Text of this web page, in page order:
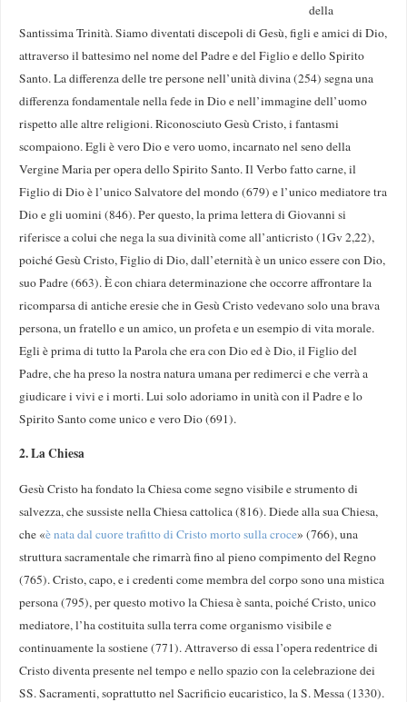
della
Santissima Trinità. Siamo diventati discepoli di Gesù, figli e amici di Dio,
attraverso il battesimo nel nome del Padre e del Figlio e dello Spirito
Santo. La differenza delle tre persone nell’unità divina (254) segna una
differenza fondamentale nella fede in Dio e nell’immagine dell’uomo
rispetto alle altre religioni. Riconosciuto Gesù Cristo, i fantasmi
scompaiono. Egli è vero Dio e vero uomo, incarnato nel seno della
Vergine Maria per opera dello Spirito Santo. Il Verbo fatto carne, il
Figlio di Dio è l’unico Salvatore del mondo (679) e l’unico mediatore tra
Dio e gli uomini (846). Per questo, la prima lettera di Giovanni si
riferisce a colui che nega la sua divinità come all’anticristo (1Gv 2,22),
poiché Gesù Cristo, Figlio di Dio, dall’eternità è un unico essere con Dio,
suo Padre (663). È con chiara determinazione che occorre affrontare la
ricomparsa di antiche eresie che in Gesù Cristo vedevano solo una brava
persona, un fratello e un amico, un profeta e un esempio di vita morale.
Egli è prima di tutto la Parola che era con Dio ed è Dio, il Figlio del
Padre, che ha preso la nostra natura umana per redimerci e che verrà a
giudicare i vivi e i morti. Lui solo adoriamo in unità con il Padre e lo
Spirito Santo come unico e vero Dio (691).
2. La Chiesa
Gesù Cristo ha fondato la Chiesa come segno visibile e strumento di
salvezza, che sussiste nella Chiesa cattolica (816). Diede alla sua Chiesa,
che «è nata dal cuore trafitto di Cristo morto sulla croce» (766), una
struttura sacramentale che rimarrà fino al pieno compimento del Regno
(765). Cristo, capo, e i credenti come membra del corpo sono una mistica
persona (795), per questo motivo la Chiesa è santa, poiché Cristo, unico
mediatore, l’ha costituita sulla terra come organismo visibile e
continuamente la sostiene (771). Attraverso di essa l’opera redentrice di
Cristo diventa presente nel tempo e nello spazio con la celebrazione dei
SS. Sacramenti, soprattutto nel Sacrificio eucaristico, la S. Messa (1330).